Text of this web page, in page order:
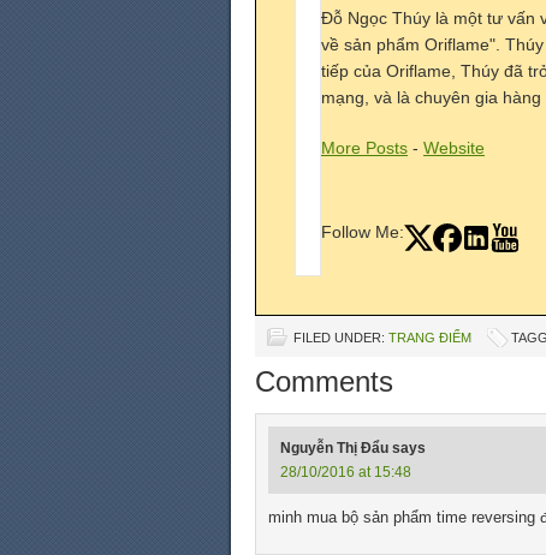
Đỗ Ngọc Thúy là một tư vấn
về sản phẩm Oriflame".
tiếp của Oriflame, Thúy đã
mạng, và là chuyên gia
More Posts - Website
Follow Me:
FILED UNDER: TRANG ĐIỂM
Comments
Nguyễn Thị Đẩu says
28/10/2016 at 15:48
minh mua bộ sản phẩm time